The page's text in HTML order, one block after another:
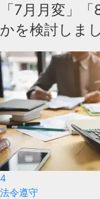
「7月月変」
かを検討しま
4
法令遵守